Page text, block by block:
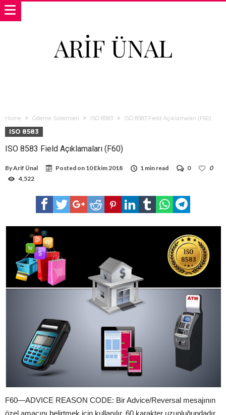
ARIF ÜNAL
Home Ödeme Sistemleri ISO 8583 ISO 8583 Field Açıklamaları (F60)
ISO 8583
ISO 8583 Field Açıklamaları (F60)
ByArif Ünal Posted on 10 Ekim 2018 1 min read 0
0
4,522
F60—ADVICE REASON CODE: Bir Advice/Reversal mesajının
özel amacını belirtmek için kullanılır. 60 karakter uzunluğundadır.